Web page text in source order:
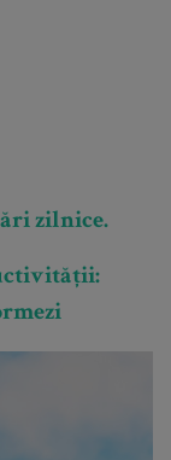
zilnice.